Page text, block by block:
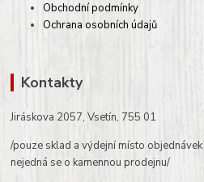
Obchodní podmínky
Ochrana osobních údajů
Kontakty
Jiráskova 2057, Vsetín, 755 01
/pouze sklad a výdejní místo
nejedná se o kamennou prodejnu/